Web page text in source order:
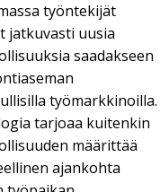
työntekijät
jatkuvasti uusia
saadakseen
työmarkkinoilla.
tarjoaa kuitenkin
määrittää
ajankohta